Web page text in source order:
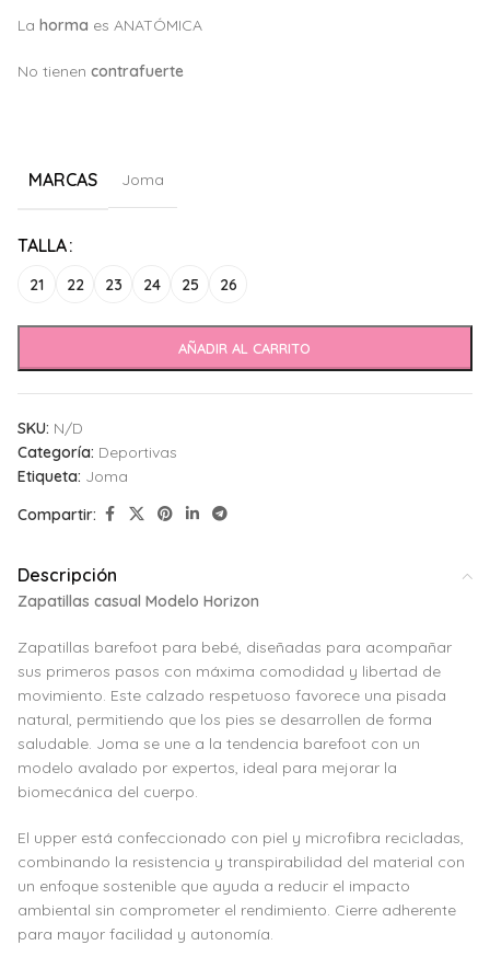
La horma es ANATÓMICA
No tienen contrafuerte
MARCAS Joma
TALLA
21 22 23 24 25 26
AÑADIR AL CARRITO
Alternative:
SKU: N/D
Categoría: Deportivas
Etiqueta: Joma
Compartir:
Descripción
Zapatillas casual Modelo Horizon
Zapatillas barefoot para bebé, diseñadas para acompañar
sus primeros pasos con máxima comodidad y libertad de
movimiento. Este calzado respetuoso favorece una pisada
natural, permitiendo que los pies se desarrollen de forma
saludable. Joma se une a la tendencia barefoot con un
modelo avalado por expertos, ideal para mejorar la
biomecánica del cuerpo.
El upper está confeccionado con piel y microfibra recicladas,
combinando la resistencia y transpirabilidad del material con
un enfoque sostenible que ayuda a reducir el impacto
ambiental sin comprometer el rendimiento. Cierre adherente
para mayor facilidad y autonomía.